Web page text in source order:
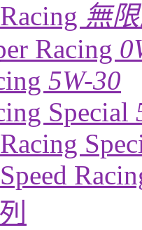
無
Racing
5W-30
Special